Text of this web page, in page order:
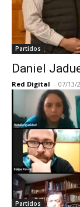
Partidos
Daniel
Red Digital - 07/13/
Partidos